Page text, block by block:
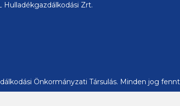
Hulladékgazdálkodási Zrt.
Önkormányzati Társulás. Minden jog